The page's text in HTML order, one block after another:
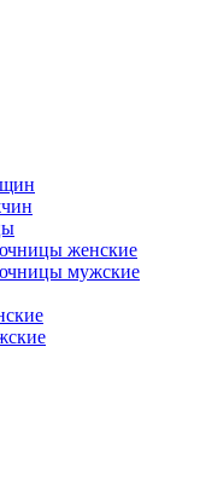
женские
мужские